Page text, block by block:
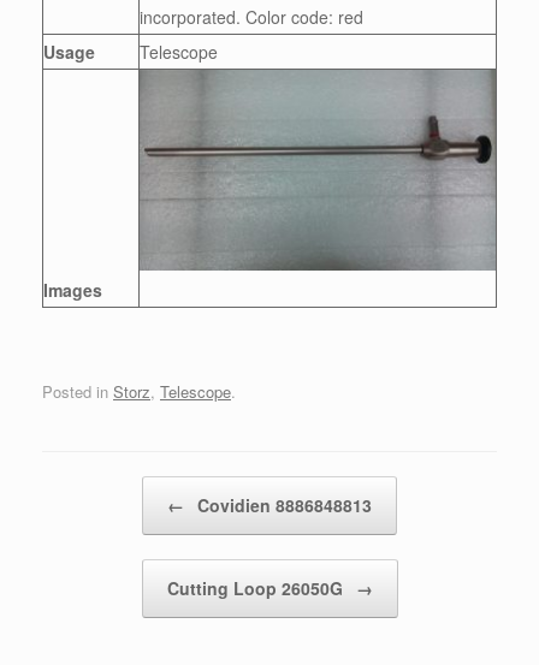
incorporated. Color code: red
Usage
Telescope
Images
Posted in Storz, Telescope.
← Covidien 8886848813
Cutting Loop 26050G →